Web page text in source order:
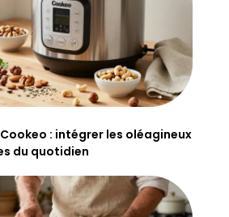
: intégrer les oléagineux
du quotidien